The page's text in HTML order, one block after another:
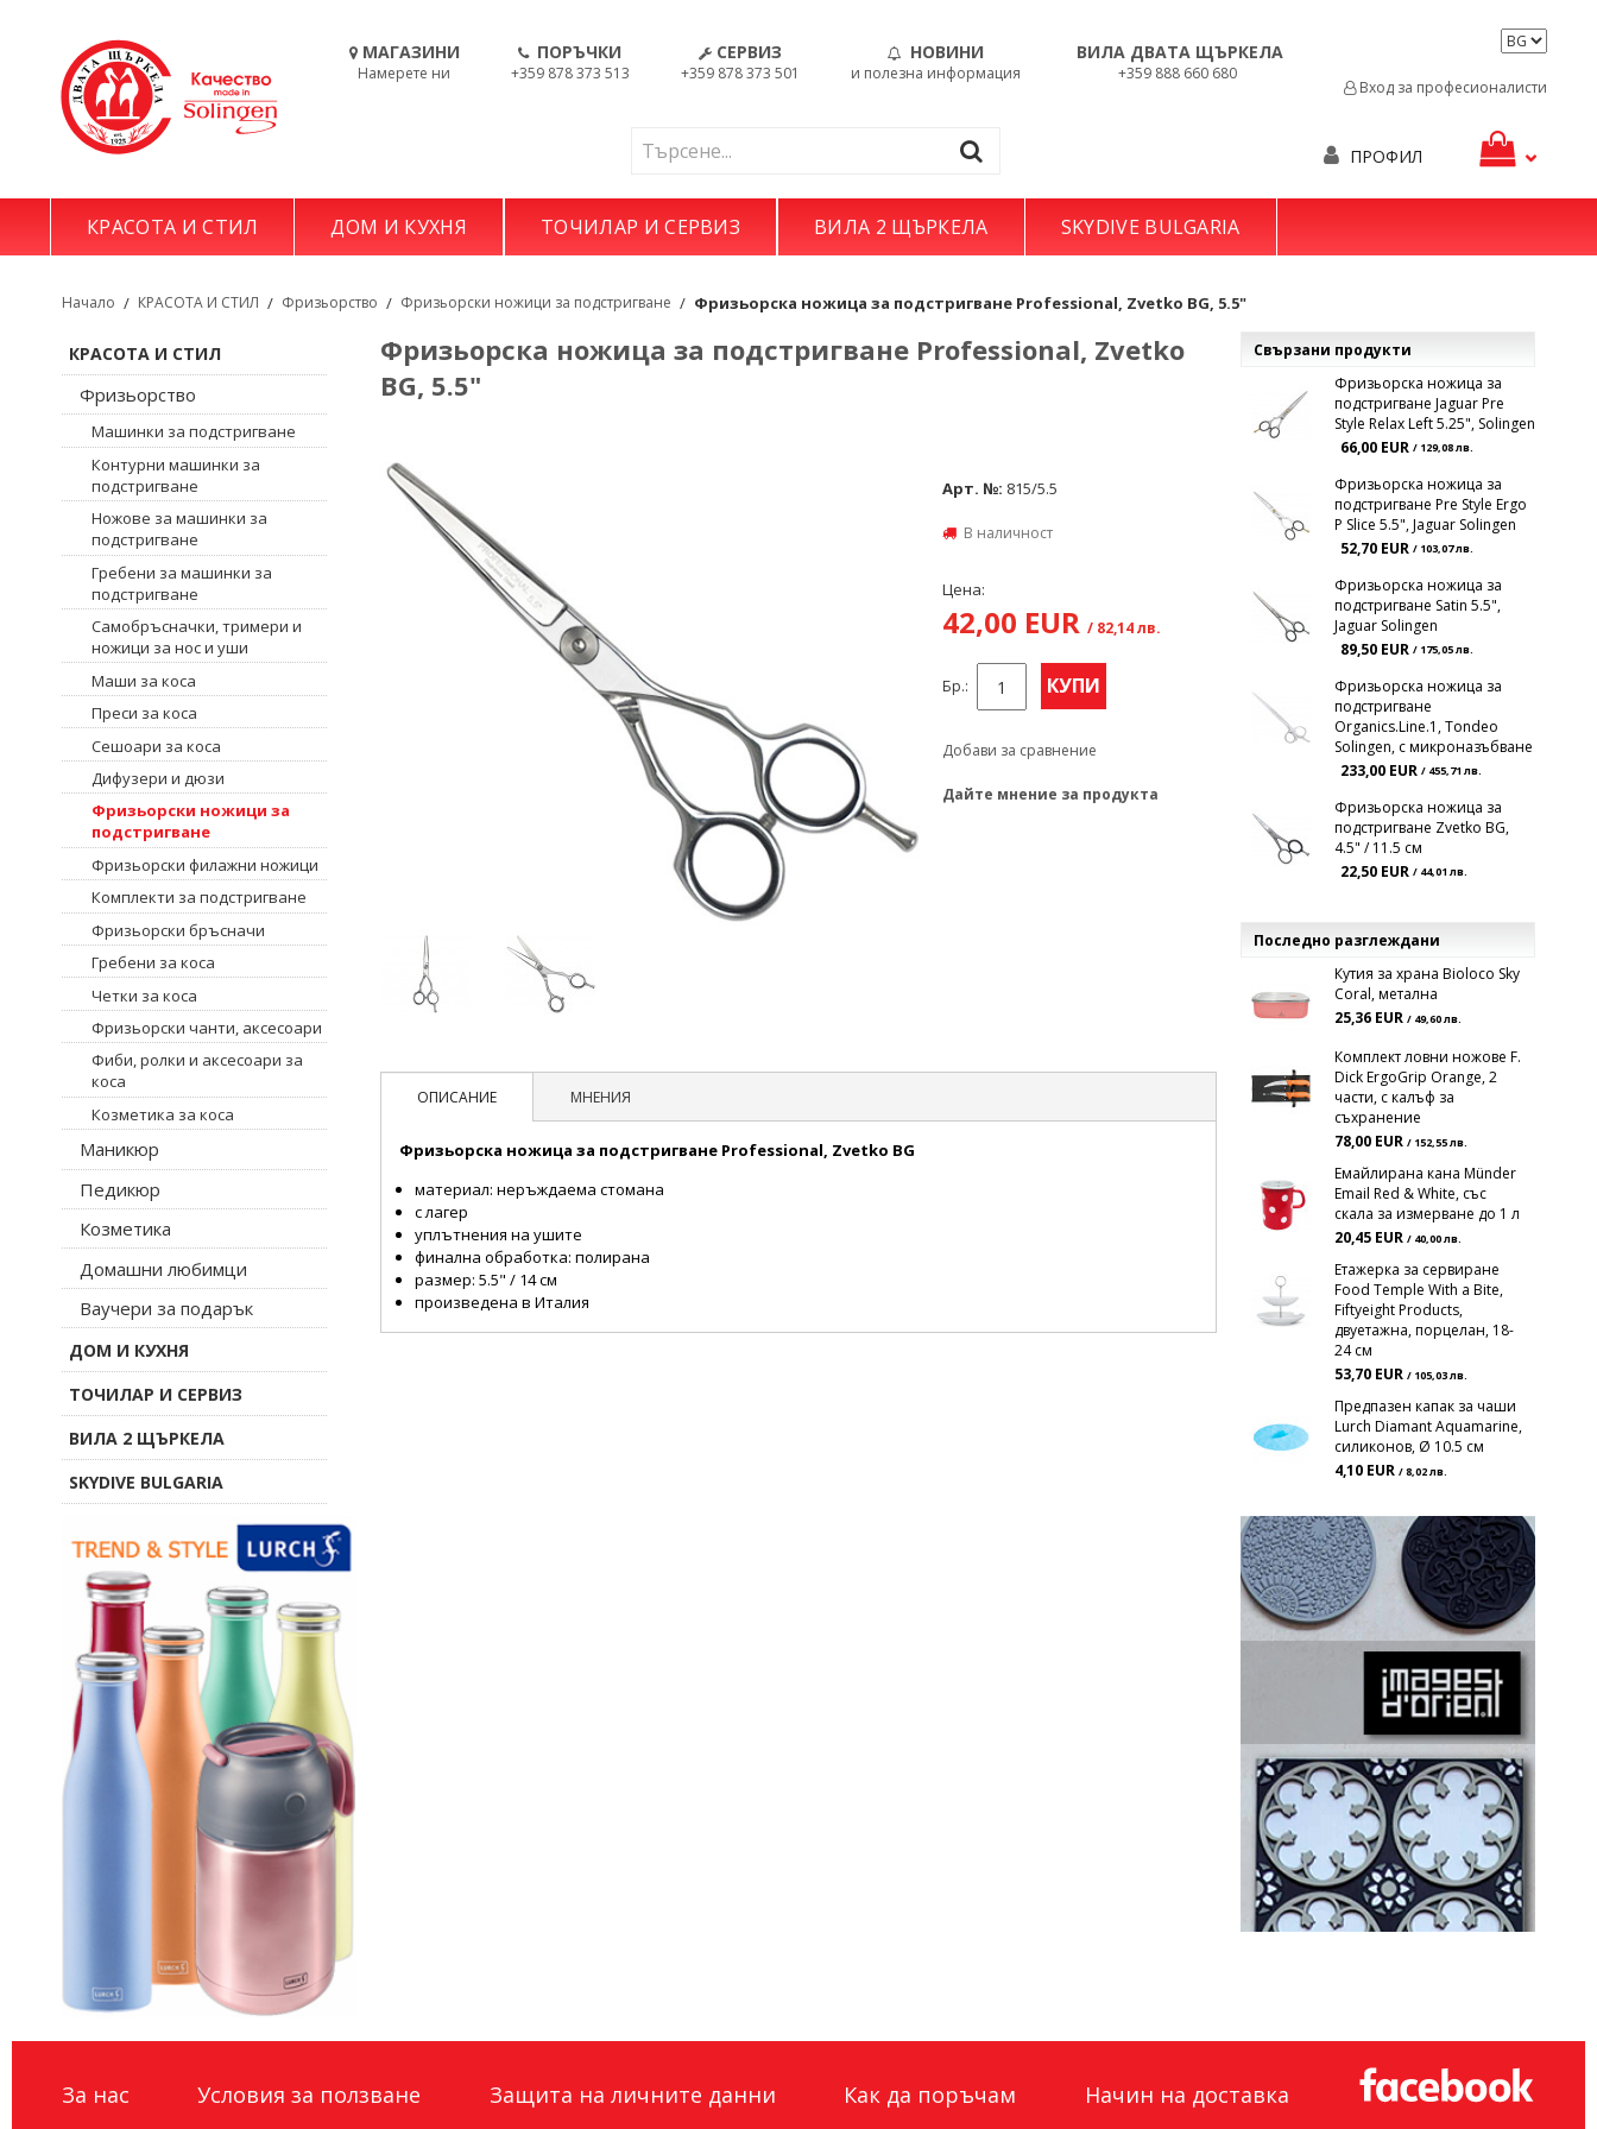
МАГАЗИНИ
Намерете ни
ПОРЪЧКИ
+359 878 373 513
СЕРВИЗ
+359 878 373 501
НОВИНИ
и полезна информация
ВИЛА ДВАТА ЩЪРКЕЛА
+359 888 660 680
Вход за професионалисти
ПРОФИЛ
КРАСОТА И СТИЛ ДОМ И КУХНЯ ТОЧИЛАР И СЕРВИЗ ВИЛА 2 ЩЪРКЕЛА SKYDIVE BULGARIA
Начало / КРАСОТА И СТИЛ / Фризьорство / Фризьорски ножици за подстригване / Фризьорска ножица за подстригване Professional, Zvetko BG, 5.5"
Фризьорска ножица за подстригване Professional, Zvetko
BG, 5.5"
Арт. №: 815/5.5
В наличност
Цена:
42,00 EUR / 82,14 лв.
Бр.: КУПИ
Добави за сравнение
Дайте мнение за продукта
ОПИСАНИЕ МНЕНИЯ
Фризьорска ножица за подстригване Professional, Zvetko BG
материал: неръждаема стомана
с лагер
уплътнения на ушите
финална обработка: полирана
размер: 5.5" / 14 см
произведена в Италия
КРАСОТА И СТИЛ
Фризьорство
Машинки за подстригване
Контурни машинки за
подстригване
Ножове за машинки за
подстригване
Гребени за машинки за
подстригване
Самобръсначки, тримери и
ножици за нос и уши
Маши за коса
Преси за коса
Сешоари за коса
Дифузери и дюзи
Фризьорски ножици за
подстригване
Фризьорски филажни ножици
Комплекти за подстригване
Фризьорски бръсначи
Гребени за коса
Четки за коса
Фризьорски чанти, аксесоари
Фиби, ролки и аксесоари за
коса
Козметика за коса
Маникюр
Педикюр
Козметика
Домашни любимци
Ваучери за подарък
ДОМ И КУХНЯ
ТОЧИЛАР И СЕРВИЗ
ВИЛА 2 ЩЪРКЕЛА
SKYDIVE BULGARIA
Свързани продукти
Фризьорска ножица за
подстригване Jaguar Pre
Style Relax Left 5.25", Solingen
66,00 EUR / 129,08 лв.
Фризьорска ножица за
подстригване Pre Style Ergo
P Slice 5.5", Jaguar Solingen
52,70 EUR / 103,07 лв.
Фризьорска ножица за
подстригване Satin 5.5",
Jaguar Solingen
89,50 EUR / 175,05 лв.
Фризьорска ножица за
подстригване
Organics.Line.1, Tondeo
Solingen, с микроназъбване
233,00 EUR / 455,71 лв.
Фризьорска ножица за
подстригване Zvetko BG,
4.5" / 11.5 см
22,50 EUR / 44,01 лв.
Последно разглеждани
Кутия за храна Bioloco Sky
Coral, метална
25,36 EUR / 49,60 лв.
Комплект ловни ножове F.
Dick ErgoGrip Orange, 2
части, с калъф за
съхранение
78,00 EUR / 152,55 лв.
Емайлирана кана Münder
Email Red & White, със
скала за измерване до 1 л
20,45 EUR / 40,00 лв.
Етажерка за сервиране
Food Temple With a Bite,
Fiftyeight Products,
двуетажна, порцелан, 18-
24 см
53,70 EUR / 105,03 лв.
Предпазен капак за чаши
Lurch Diamant Aquamarine,
силиконов, Ø 10.5 см
4,10 EUR / 8,02 лв.
За нас Условия за ползване Защита на личните данни Как да поръчам Начин на доставка